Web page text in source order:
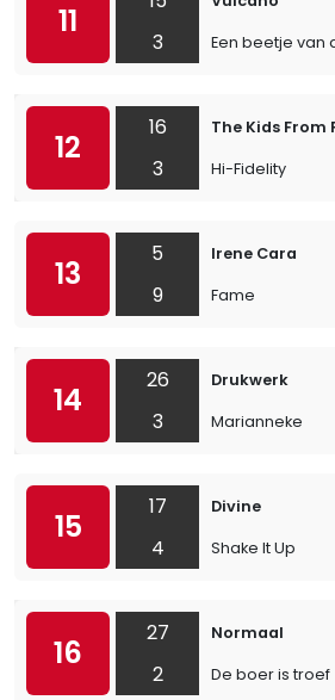
11
3
Een beetje van
12
16
3
The Kids From
Hi-Fidelity
13
5
9
Irene Cara
Fame
14
26
3
Drukwerk
Marianneke
15
17
4
Divine
Shake It Up
16
27
2
Normaal
De boer is troef